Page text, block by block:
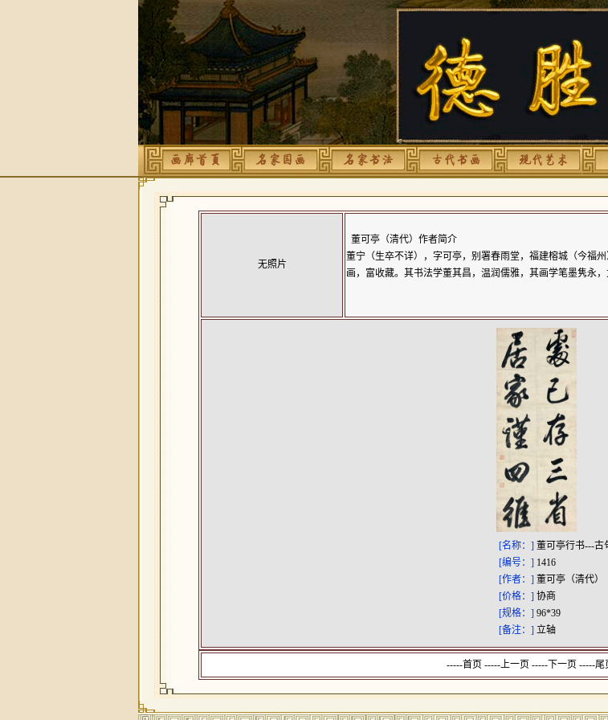
无照片
董可亭（清代）作者简介
董宁（生卒不详），字可亭，别署春雨堂，福建榕城（今福
画，富收藏。其书法学董其昌，温润儒雅，其画学笔墨隽永
[名称：] 董可亭行书---古
[编号：] 1416
[作者：] 董可亭（清代）
[价格：] 协商
[规格：] 96*39
[备注：] 立轴
-----首页 -----上一页 -----下一页 -----尾